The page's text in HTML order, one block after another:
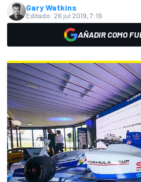
Gary Watkins
Editado: 26 jul 2019, 7:19
AÑADIR COMO